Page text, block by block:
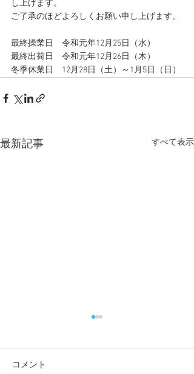
し上げます。
ご了承のほどよろしくお願い申し上げます。
最終操業日　令和元年12月25日（水）
最終出荷日　令和元年12月26日（木）
冬季休業日　12月28日（土）～1月5日（日）
最新記事 すべて表示
コメント